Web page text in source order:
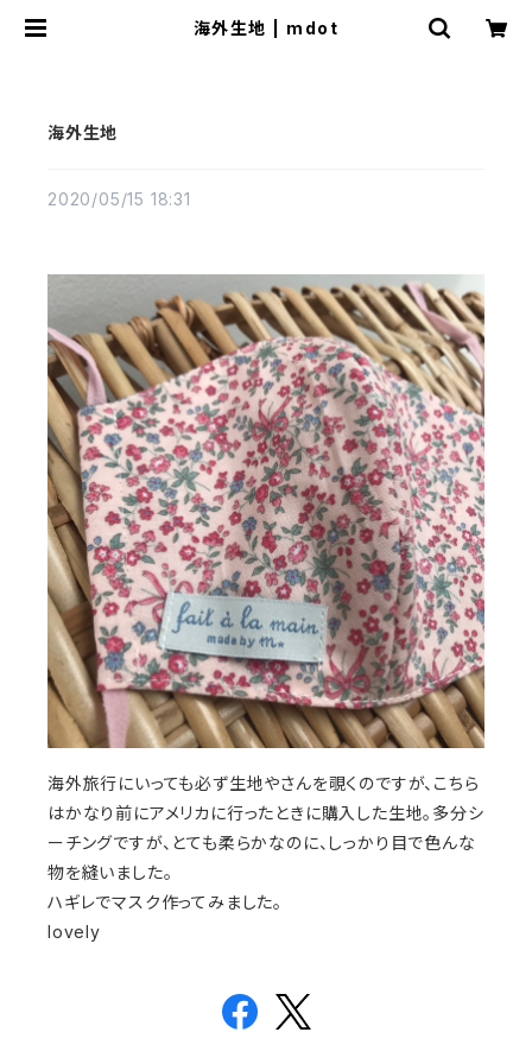
海外生地 | mdot
海外生地
2020/05/15 18:31
海外旅行にいっても必ず生地やさんを覗くのですが、こちら
はかなり前にアメリカに行ったときに購入した生地。多分シ
ーチングですが、とても柔らかなのに、しっかり目で色んな
物を縫いました。
ハギレでマスク作ってみました。
lovely